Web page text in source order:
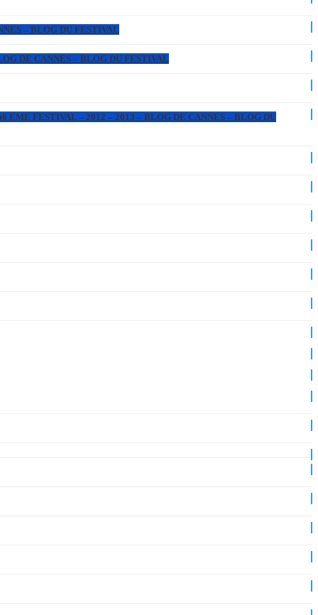
– BLOG DU FESTIVAL
DE CANNES – BLOG DU FESTIVAL
FESTIVAL – 2012 – 2013 – BLOG DE CANNES – BLOG DU